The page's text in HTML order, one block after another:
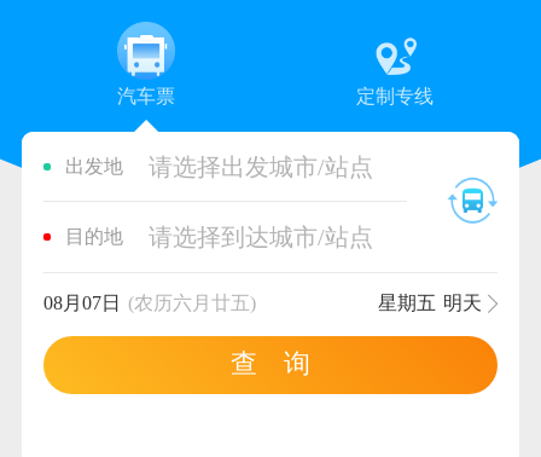
汽车票 定制专线
出发地 请选择出发城市/站点
目的地 请选择到达城市/站点
08月07日 (农历六月廿五) 星期五 明天
查 询